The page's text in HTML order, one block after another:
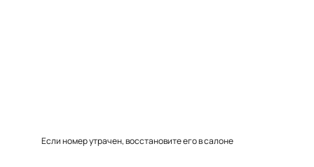
Если номер утрачен, восстановите его в салоне